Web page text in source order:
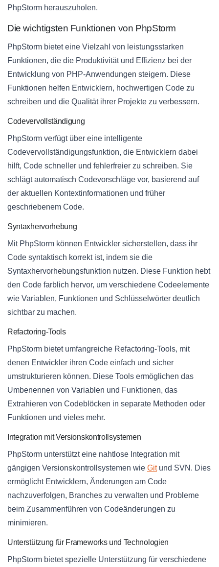
PhpStorm herauszuholen.
Die wichtigsten Funktionen von PhpStorm
PhpStorm bietet eine Vielzahl von leistungsstarken
Funktionen, die die Produktivität und Effizienz bei der
Entwicklung von PHP-Anwendungen steigern. Diese
Funktionen helfen Entwicklern, hochwertigen Code zu
schreiben und die Qualität ihrer Projekte zu verbessern.
Codevervollständigung
PhpStorm verfügt über eine intelligente
Codevervollständigungsfunktion, die Entwicklern dabei
hilft, Code schneller und fehlerfreier zu schreiben. Sie
schlägt automatisch Codevorschläge vor, basierend auf
der aktuellen Kontextinformationen und früher
geschriebenem Code.
Syntaxhervorhebung
Mit PhpStorm können Entwickler sicherstellen, dass ihr
Code syntaktisch korrekt ist, indem sie die
Syntaxhervorhebungsfunktion nutzen. Diese Funktion hebt
den Code farblich hervor, um verschiedene Codeelemente
wie Variablen, Funktionen und Schlüsselwörter deutlich
sichtbar zu machen.
Refactoring-Tools
PhpStorm bietet umfangreiche Refactoring-Tools, mit
denen Entwickler ihren Code einfach und sicher
umstrukturieren können. Diese Tools ermöglichen das
Umbenennen von Variablen und Funktionen, das
Extrahieren von Codeblöcken in separate Methoden oder
Funktionen und vieles mehr.
Integration mit Versionskontrollsystemen
PhpStorm unterstützt eine nahtlose Integration mit
gängigen Versionskontrollsystemen wie Gitund SVN. Dies
ermöglicht Entwicklern, Änderungen am Code
nachzuverfolgen, Branches zu verwalten und Probleme
beim Zusammenführen von Codeänderungen zu
minimieren.
Unterstützung für Frameworks und Technologien
PhpStorm bietet spezielle Unterstützung für verschiedene